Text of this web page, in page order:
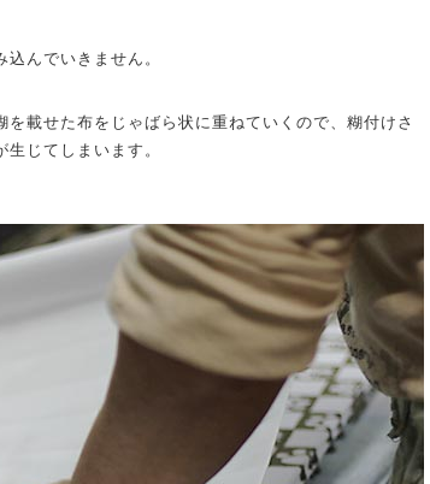
んでいきません。
載せた布をじゃばら状に重ねていくので、糊付けさ
じてしまいます。